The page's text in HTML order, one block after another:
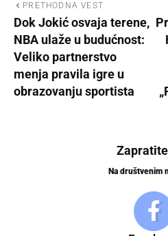
PRETHODNA VEST
Dok Jokić osvaja terene,
NBA ulaže u budućnost:
Veliko partnerstvo
menja pravila igre u
obrazovanju sportista
Na društvenim